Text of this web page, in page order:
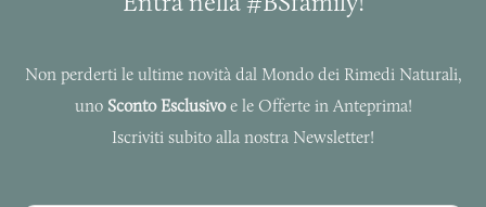
Non perderti le ultime novità dal Mondo dei Rimedi Naturali,
uno Sconto Esclusivoe le Offerte in Anteprima!
Iscriviti subito alla nostra Newsletter!